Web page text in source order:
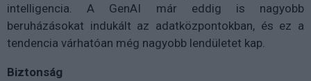
intelligencia. A GenAI már eddig is nagyobb
beruházásokat indukált az adatközpontokban, és ez a
tendencia várhatóan még nagyobb lendületet kap.
Biztonság